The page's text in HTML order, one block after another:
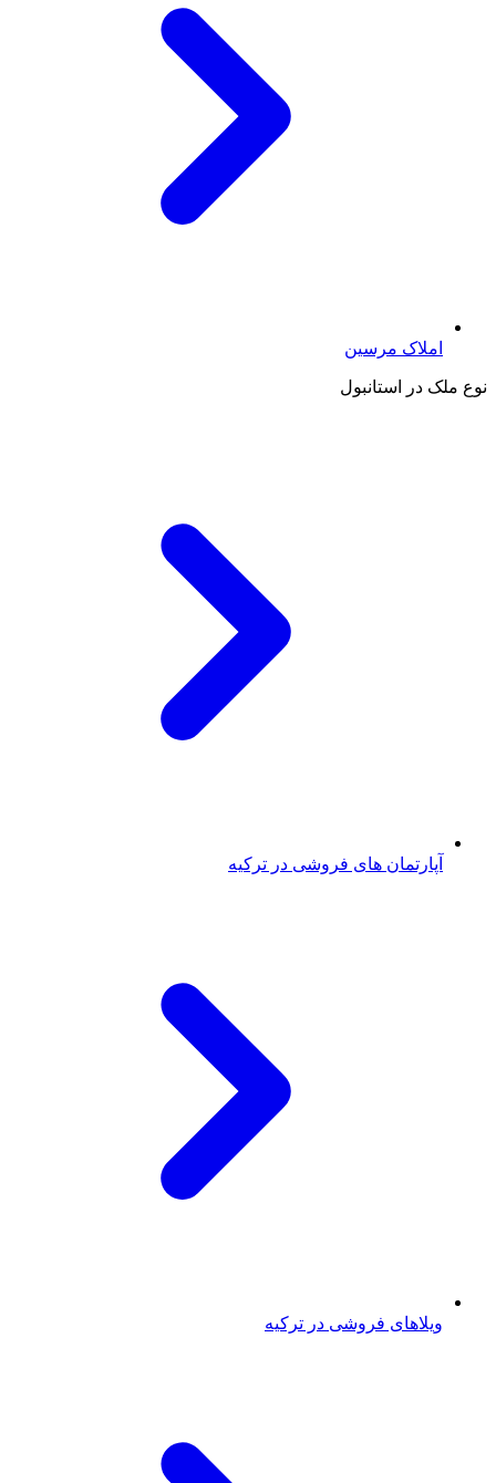
املاک مرسین
نوع ملک در استانبول
آپارتمان های فروشی در ترکیه
ویلاهای فروشی در ترکیه